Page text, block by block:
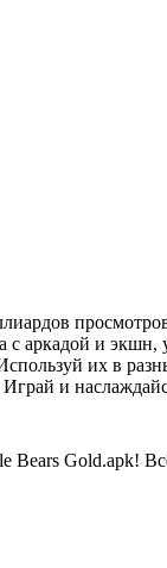
аркадой и
их в
Играй и
Bears Gold.apk!